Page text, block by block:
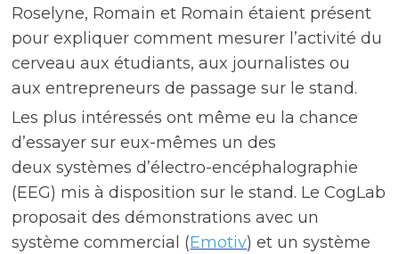
Roselyne, Romain et Romain étaient présent
pour expliquer comment mesurer l’activité du
cerveau aux étudiants, aux journalistes ou
aux entrepreneurs de passage sur le stand.
Les plus intéressés ont même eu la chance
d’essayer sur eux-mêmes un des
deux systèmesd’électro-encéphalographie
(EEG) mis à disposition sur le stand. Le CogLab
proposait des démonstrations avec un
système commercial (Emotiv) et un système